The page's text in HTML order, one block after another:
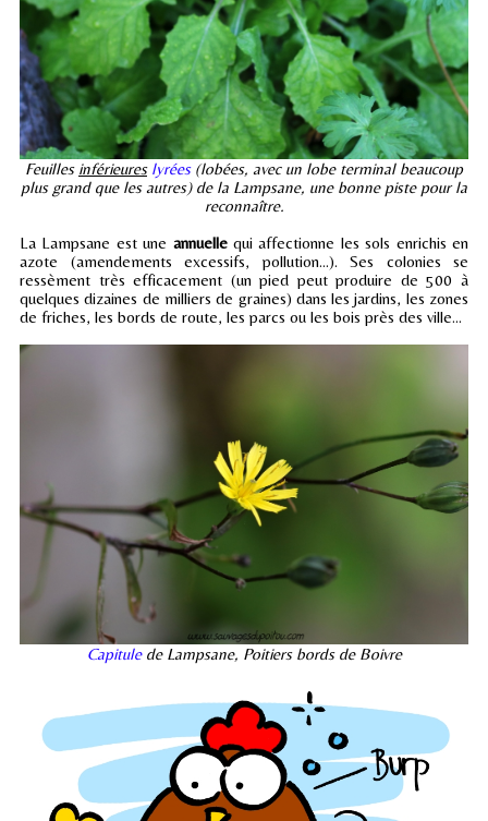
Feuilles inférieures lyrées(lobées, avec un lobe terminal beaucoup
plus grand que les autres) de la Lampsane, une bonne piste pour la
reconnaître.
La Lampsane est une annuellequi affectionne les sols enrichis en
azote (amendements excessifs, pollution...). Ses colonies se
ressèment très efficacement (un pied peut produire de 500 à
quelques dizaines de milliers de graines) dans les jardins, les zones
de friches, les bords de route, les parcs ou les bois près des ville...
Capitulede Lampsane, Poitiers bords de Boivre